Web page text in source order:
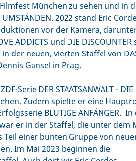
Filmfest München zu sehen und in
UMSTÄNDEN. 2022 stand Eric
vor der Kamera,
ADDICTS und DIE DISCOUNTER
der neuen, vierten Staffel von
Gansel in Prag.
Serie DER STAATSANWALT - DIE
Zudem spielte er eine
BLUTIGE ANFÄNGER. In
er in der Staffel, die unter dem
Teil einer bunten Gruppe von
Im Mai 2023 beginnen die